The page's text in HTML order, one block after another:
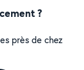
?
près de chez